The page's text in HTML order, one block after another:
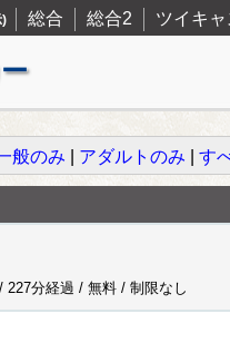
) 総合 総合2 ツイキャ
般のみ アダルトのみ す
/ 227分経過 / 無料 / 制限なし